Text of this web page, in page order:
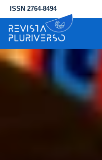
ISSN 2764-8494